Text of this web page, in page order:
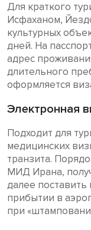
Для краткого
Исфаханом,
культурных
дней. На
адрес
длительного
оформляется
Электронная
Подходит для
медицинских
транзита.
МИД Ирана,
далее поставить
прибытии в
при